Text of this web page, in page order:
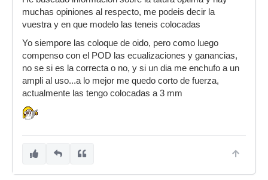
muchas opiniones al respecto, me podeis decir la
vuestra y en que modelo las teneis colocadas
Yo siempore las coloque de oido, pero como luego
compenso con el POD las ecualizaciones y ganancias,
no se si es la correcta o no, y si un dia me enchufo a un
ampli al uso...a lo mejor me quedo corto de fuerza,
actualmente las tengo colocadas a 3 mm